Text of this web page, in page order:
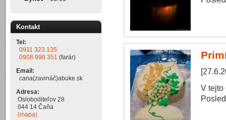
V tejto
Kontakt
Tel:
0911 323 135
0908 998 351 (farár)
Email:
cana(zavináč)abuke.sk
Adresa:
Osloboditeľov 28
044 14 Čaňa
(mapa)